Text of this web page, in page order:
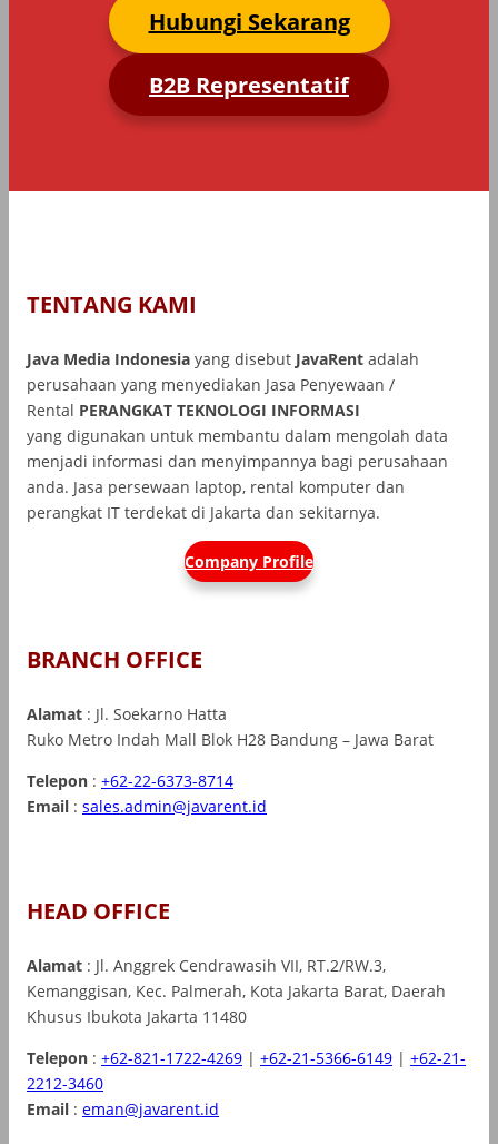
Hubungi Sekarang
B2B Representatif
TENTANG KAMI
Java Media Indonesia yang disebut JavaRent adalah
perusahaan yang menyediakan Jasa Penyewaan /
Rental PERANGKAT TEKNOLOGI INFORMASI
yang digunakan untuk membantu dalam mengolah data
menjadi informasi dan menyimpannya bagi perusahaan
anda. Jasa persewaan laptop, rental komputer dan
perangkat IT terdekat di Jakarta dan sekitarnya.
Company Profile
BRANCH OFFICE
Alamat : Jl. Soekarno Hatta
Ruko Metro Indah Mall Blok H28 Bandung – Jawa Barat
Telepon : +62-22-6373-8714
Email : sales.admin@javarent.id
HEAD OFFICE
Alamat : Jl. Anggrek Cendrawasih VII, RT.2/RW.3,
Kemanggisan, Kec. Palmerah, Kota Jakarta Barat, Daerah
Khusus Ibukota Jakarta 11480
Telepon : +62-821-1722-4269 | +62-21-5366-6149 | +62-21-
2212-3460
Email : eman@javarent.id